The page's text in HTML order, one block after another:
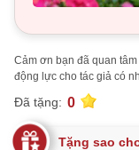
Cảm ơn bạn đã quan
động lực cho tác giả có
Đã tặng: 0
Tặng sao